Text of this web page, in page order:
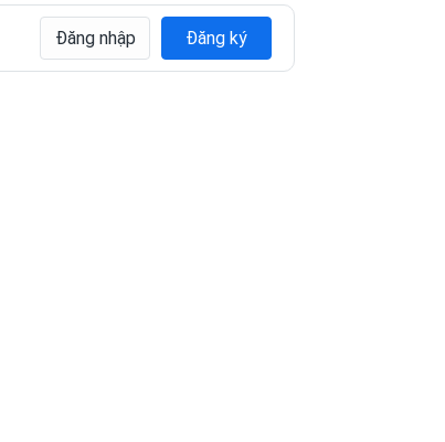
Đăng nhập Đăng ký